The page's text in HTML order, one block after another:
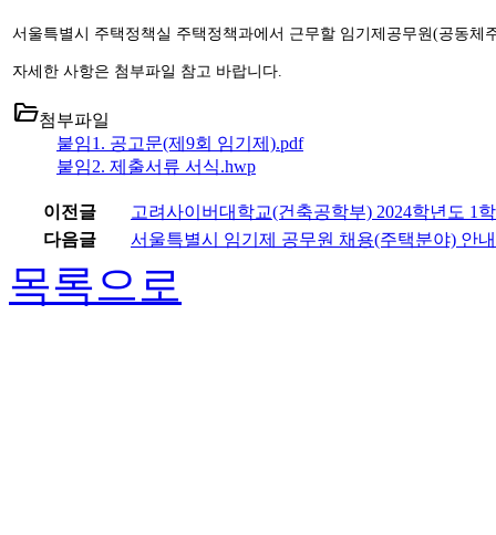
서울특별시 주택정책실 주택정책과에서 근무할 임기제공무원(공동체
자세한 사항은 첨부파일 참고 바랍니다.
folder_open첨부파일
붙임1. 공고문(제9회 임기제).pdf
붙임2. 제출서류 서식.hwp
이전글
고려사이버대학교(건축공학부) 2024학년도 1
다음글
서울특별시 임기제 공무원 채용(주택분야) 안내
목록으로